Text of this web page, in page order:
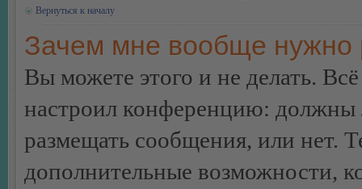
Вернуться к началу
Зачем мне вообще нужно
Вы можете этого и не делать.
настроил конференцию: должны
размещать сообщения, или нет.
дополнительные возможности,